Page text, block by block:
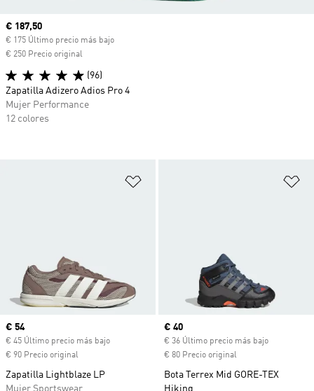
Precio actual
€ 54
€ 45 Último precio más bajo
€ 90 Precio original
Zapatilla Lightblaze LP
Mujer Sportswear
Precio actual
€ 40
€ 36 Último precio más bajo
€ 80 Precio original
Bota Terrex Mid GORE-TEX
Hiking
Precio actual
€ 187,50
€ 175 Último precio más bajo
€ 250 Precio original
(96)
Zapatilla Adizero Adios Pro 4
Mujer Performance
12 colores